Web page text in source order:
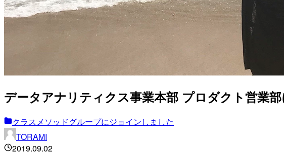
データアナリティクス事業本部 プロダクト営業
クラスメソッドグループにジョインしました
TORAMI
2019.09.02